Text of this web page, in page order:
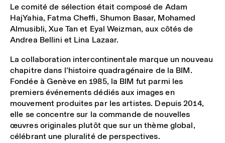
Le comité de sélection était composé de Adam
HajYahia, Fatma Cheffi, Shumon Basar, Mohamed
Almusibli, Xue Tan et Eyal Weizman, aux côtés de
Andrea Bellini et Lina Lazaar.
La collaboration intercontinentale marque un nouveau
chapitre dans l’histoire quadragénaire de la BIM.
Fondée à Genève en 1985, la BIM fut parmi les
premiers événements dédiés aux images en
mouvement produites par les artistes. Depuis 2014,
elle se concentre sur la commande de nouvelles
œuvres originales plutôt que sur un thème global,
célébrant une pluralité de perspectives.